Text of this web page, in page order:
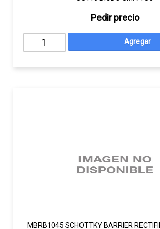
Pedir precio
MBRB1045 SCHOTTKY BARRIER